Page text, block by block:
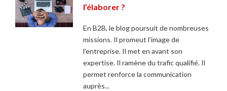
l’élaborer ?
En B2B, le blog poursuit de nombreuses
missions. Il promeut l’image de
l’entreprise. Il met en avant son
expertise. Il ramène du trafic qualifié. Il
permet renforce la communication
auprès...